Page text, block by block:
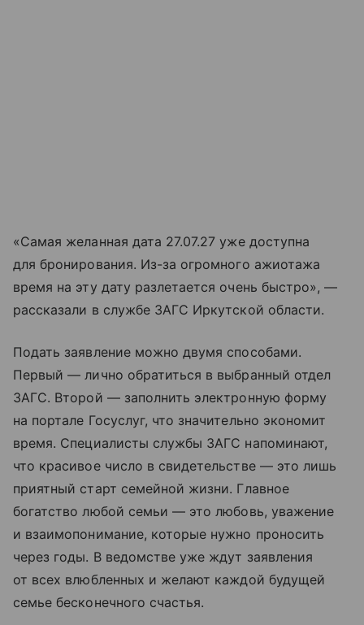
«Самая желанная дата 27.07.27 уже доступна
для бронирования. Из-за огромного ажиотажа
время на эту дату разлетается очень быстро», —
рассказали в службе ЗАГС Иркутской области.
Подать заявление можно двумя способами.
Первый — лично обратиться в выбранный отдел
ЗАГС. Второй — заполнить электронную форму
на портале Госуслуг, что значительно экономит
время. Специалисты службы ЗАГС напоминают,
что красивое число в свидетельстве — это лишь
приятный старт семейной жизни. Главное
богатство любой семьи — это любовь, уважение
и взаимопонимание, которые нужно проносить
через годы. В ведомстве уже ждут заявления
от всех влюбленных и желают каждой будущей
семье бесконечного счастья.